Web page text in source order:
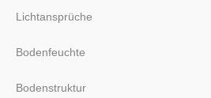
Lichtansprüche
Bodenfeuchte
Bodenstruktur